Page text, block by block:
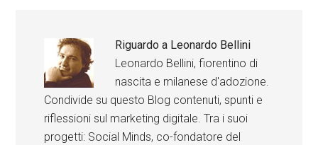
Riguardo a Leonardo Bellini
Leonardo Bellini, fiorentino di
nascita e milanese d'adozione.
Condivide su questo Blog contenuti, spunti e
riflessioni sul marketing digitale. Tra i suoi
progetti: Social Minds, co-fondatore del